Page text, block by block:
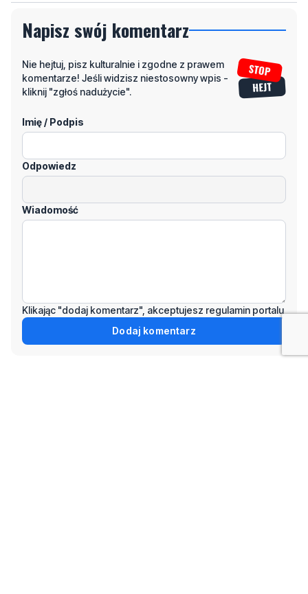
Napisz swój komentarz
Nie hejtuj, pisz kulturalnie i zgodne z prawem
komentarze! Jeśli widzisz niestosowny wpis -
kliknij "zgłoś nadużycie".
Imię / Podpis
Odpowiedz
Wiadomość
Klikając "dodaj komentarz", akceptujesz regulamin portalu
Dodaj komentarz